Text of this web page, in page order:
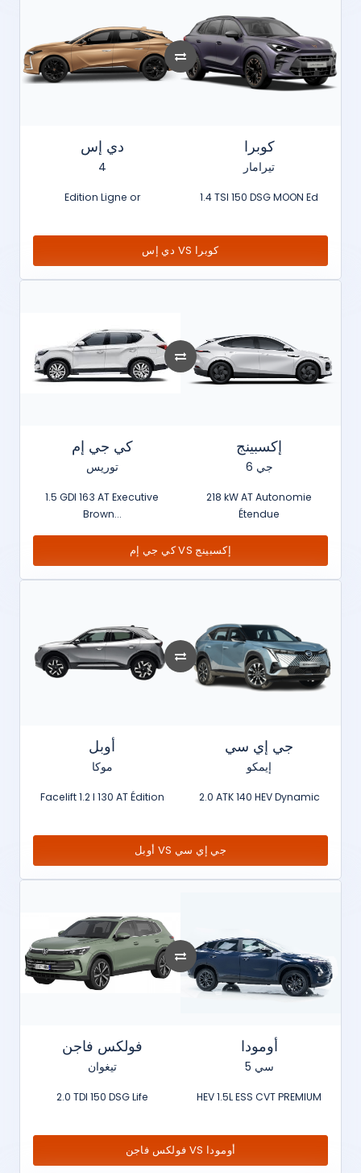
دي إس
4
Edition Ligne or
كوبرا
تيرامار
1.4 TSI 150 DSG MOON Ed
دي إس VS كوبرا
كي جي إم
توريس
1.5 GDI 163 AT Executive
Brown...
إكسبينج
جي 6
218 kW AT Autonomie
Étendue
كي جي إم VS إكسبينج
أوبل
موكا
Facelift 1.2 l 130 AT Édition
جي إي سي
إيمكو
2.0 ATK 140 HEV Dynamic
أوبل VS جي إي سي
فولكس فاجن
تيغوان
2.0 TDI 150 DSG Life
أومودا
سي 5
HEV 1.5L ESS CVT PREMIUM
فولكس فاجن VS أومودا